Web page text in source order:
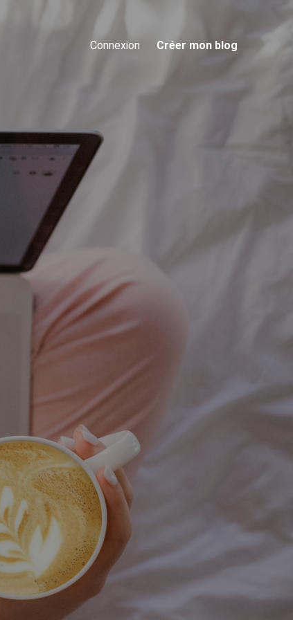
Connexion Créer mon blog